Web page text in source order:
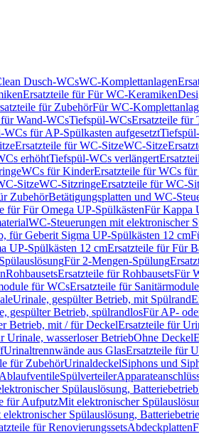
Dusch-WCsWC-Komplettanlagen
Ersatzteile für Für WC-Keramiken
für ZubehörFür WC-
Wand-WCsTiefspül-WCsErsatzteile für
für AP-Spülkasten aufgesetzt
Ersatzteile für WC-SitzeWC-Sitze
erhöhtTiefspül-WCs verlängert
WCs für KinderErsatzteile für WCs
SitzeWC-SitzringeErsatzteile für WC-
ZubehörBetätigungsplatten und WC-
für Für Omega UP-SpülkästenFür Kappa
WC-Steuerungen mit elektronischer
für Geberit Sigma UP-Spülkästen 12 cm
UP-Spülkästen 12 cmErsatzteile für Für
Für 2-Mengen-Spülung
RohbausetsErsatzteile für RohbausetsFür
für WCsErsatzteile für
Urinale, gespülter Betrieb, mit Spülrand
gespülter Betrieb, spülrandlosFür AP-
Betrieb, mit / für DeckelErsatzteile für
Urinale, wasserloser BetriebOhne Deckel
Urinaltrennwände aus GlasErsatzteile für
für ZubehörUrinaldeckelSiphons und
AblaufventileSpülverteiler
Spülauslösung, Batteriebetrieb
für AufputzMit elektronischer
Spülauslösung,
für RenovierungssetsAbdeckplatten